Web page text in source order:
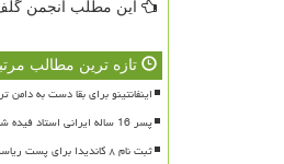
این مطلب انجمن
تازه ترین مطالب
اینفانتینو برای بقا دست به
پسر 16 ساله ایرانی استاد فیده شد
ثبت نام ۸ کاندیدا برای پست ریاست فدراسیون ژیمناستیک